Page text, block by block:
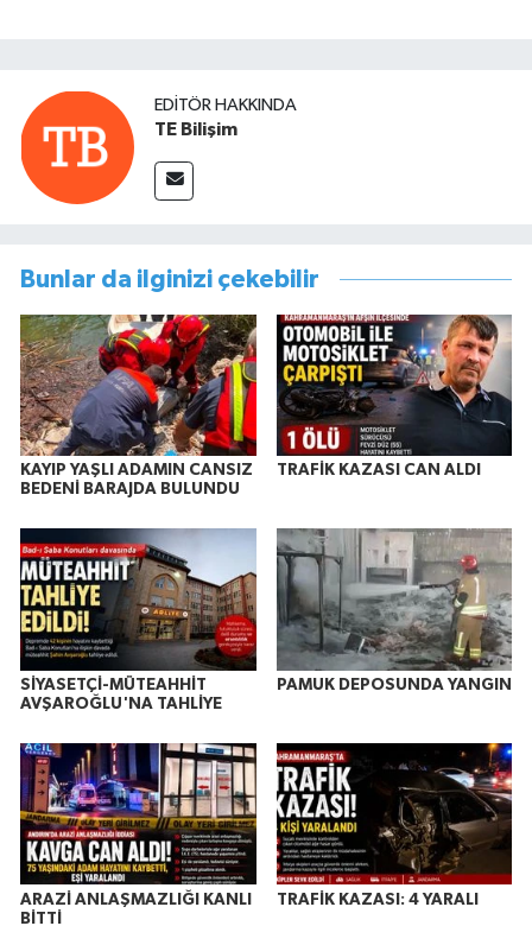
EDITÖR HAKKINDA
TE Bilişim
Bunlar da ilginizi çekebilir
KAYIP YAŞLI ADAMIN CANSIZ
BEDENİ BARAJDA BULUNDU
TRAFİK KAZASI CAN ALDI
SİYASETÇİ-MÜTEAHHİT
AVŞAROĞLU'NA TAHLİYE
PAMUK DEPOSUNDA YANGIN
ARAZİ ANLAŞMAZLIĞI KANLI
BİTTİ
TRAFİK KAZASI: 4 YARALI